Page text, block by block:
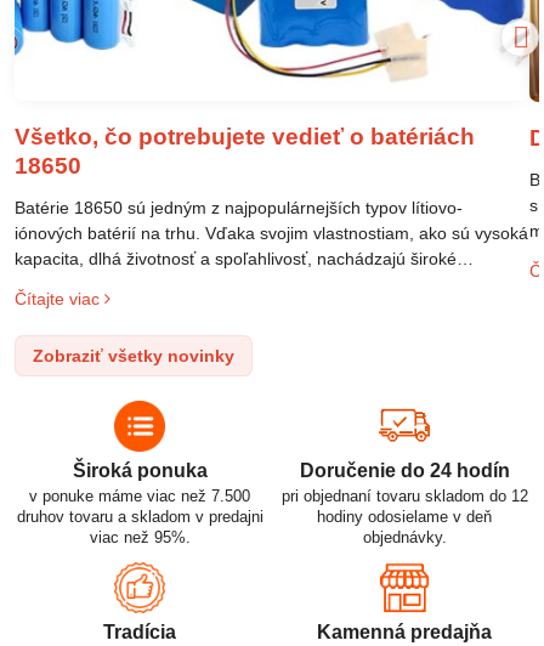
Všetko, čo potrebujete vedieť o batériách
18650
Batérie 18650 sú jedným z najpopulárnejších typov lítiovo-
iónových batérií na trhu. Vďaka svojim vlastnostiam, ako sú vysoká
kapacita, dlhá životnosť a spoľahlivosť, nachádzajú široké
po elektrické vozidlá. Pochopenie ich delenia, označovania a
správneho používania je kľúčom k ich efektívnemu a bezpečnému
využitiu.
Čítajte viac
Zobraziť všetky novinky
Široká ponuka
v ponuke máme viac než 7.500
druhov tovaru a skladom v predajni
viac než 95%.
Doručenie do 24 hodín
pri objednaní tovaru skladom do 12
hodiny odosielame v deň
objednávky.
Tradícia Kamenná predajňa